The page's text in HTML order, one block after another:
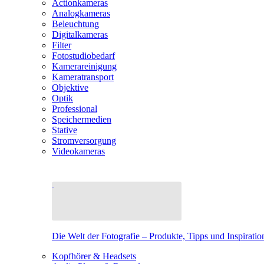
Actionkameras
Analogkameras
Beleuchtung
Digitalkameras
Filter
Fotostudiobedarf
Kamerareinigung
Kameratransport
Objektive
Optik
Professional
Speichermedien
Stative
Stromversorgung
Videokameras
Die Welt der Fotografie – Produkte, Tipps und
Kopfhörer & Headsets